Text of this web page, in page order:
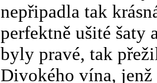
nepřipadla tak
perfektně ušité šaty
byly pravé, tak
Divokého vína,